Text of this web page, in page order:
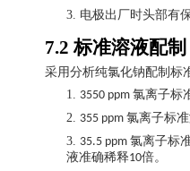
3. 电极出厂时头部有
7.2标准溶液配制
采用分析纯氯化钠配制标
1. 3550 ppm 氯离子标
2. 355 ppm 氯离子标
3. 35.5 ppm 氯离子标
液准确稀释10倍。